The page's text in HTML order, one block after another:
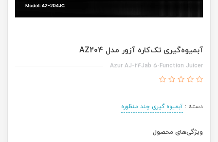
آبمیوه‌گیری تک‌کاره آزور مدل AZ204
Azur AJ-24Jab 5-Function Juicer
دسته : آبمیوه گیری چند منظوره
ویژگی‌های محصول